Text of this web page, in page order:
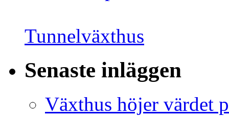
Tunnelväxthus
Senaste inläggen
Växthus höjer värdet